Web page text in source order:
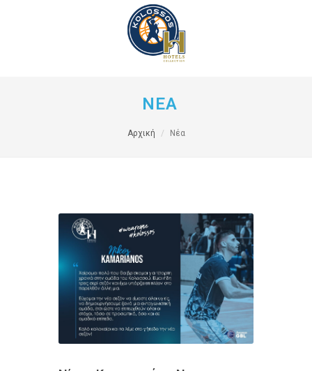
ΝΕΑ
Αρχική Νέα